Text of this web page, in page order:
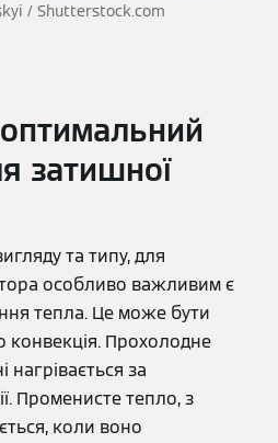
/ Shutterstock.com
затишної
та типу, для
особливо важливим є
тепла. Це може бути
Прохолодне
нагрівається за
Променисте тепло, з
коли воно